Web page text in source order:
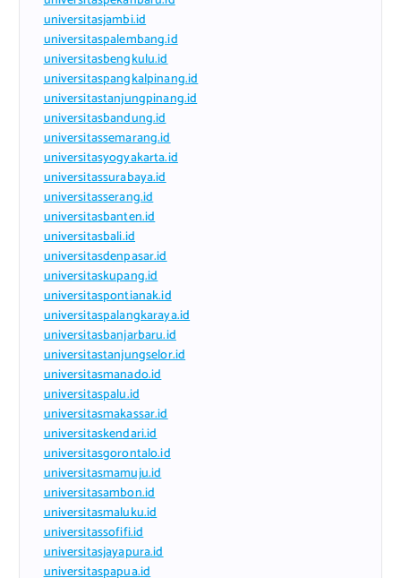
universitasjambi.id
universitaspalembang.id
universitasbengkulu.id
universitaspangkalpinang.id
universitastanjungpinang.id
universitasbandung.id
universitassemarang.id
universitasyogyakarta.id
universitassurabaya.id
universitasserang.id
universitasbanten.id
universitasbali.id
universitasdenpasar.id
universitaskupang.id
universitaspontianak.id
universitaspalangkaraya.id
universitasbanjarbaru.id
universitastanjungselor.id
universitasmanado.id
universitaspalu.id
universitasmakassar.id
universitaskendari.id
universitasgorontalo.id
universitasmamuju.id
universitasambon.id
universitasmaluku.id
universitassofifi.id
universitasjayapura.id
universitaspapua.id